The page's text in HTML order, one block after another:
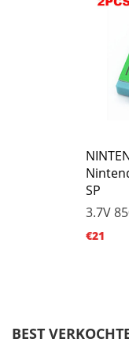
SP
3.7V
€21
BEST